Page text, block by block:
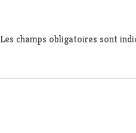
Les champs obligatoires sont